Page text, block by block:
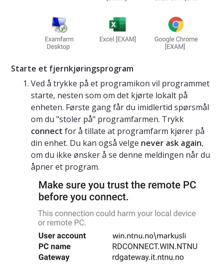
Starte et fjernkjøringsprogram
Ved å trykke på et programikon vil programmet
starte, nesten som om det kjørte lokalt på
enheten. Første gang får du imidlertid spørsmål
om du "stoler på" programfarmen. Trykk
connect for å tillate at programfarm kjører på
din enhet. Du kan også velge never ask again,
om du ikke ønsker å se denne meldingen når du
åpner et program.